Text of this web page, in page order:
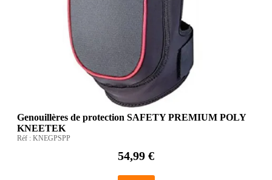
Genouillères de protection SAFETY PREMIUM POLY
KNEETEK
Réf : KNEGPSPP
54,99 €